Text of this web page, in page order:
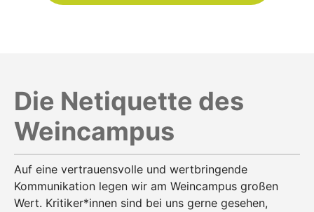
Die Netiquette des
Weincampus
Auf eine vertrauensvolle und wertbringende
Kommunikation legen wir am Weincampus großen
Wert. Kritiker*innen sind bei uns gerne gesehen,